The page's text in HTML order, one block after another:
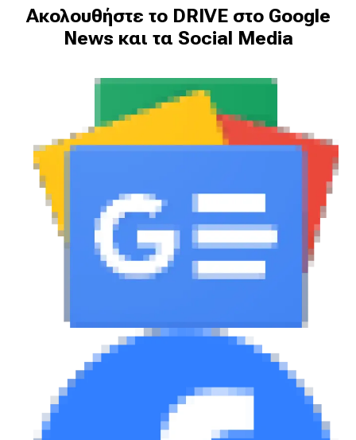
Ακολουθήστε το DRIVE στο Google
News και τα Social Media